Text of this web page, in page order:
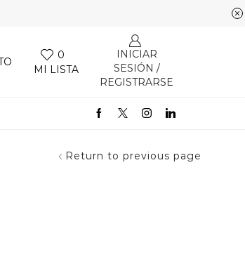
0
MI LISTA
INICIAR
SESIÓN /
REGISTRARSE
Return to previous page